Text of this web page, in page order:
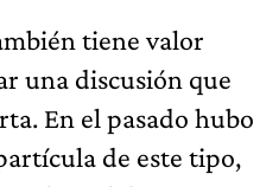
tiene valor
una discusión que
En el pasado hubo
de este tipo,